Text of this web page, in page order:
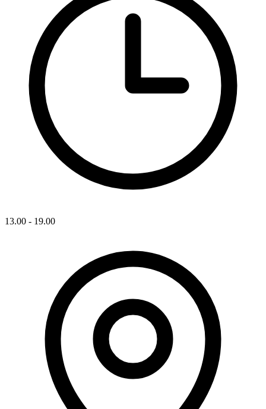
13.00 - 19.00